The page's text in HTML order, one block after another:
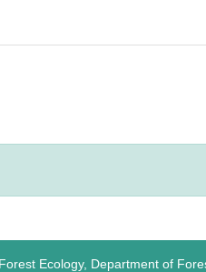
Ecology, Department of